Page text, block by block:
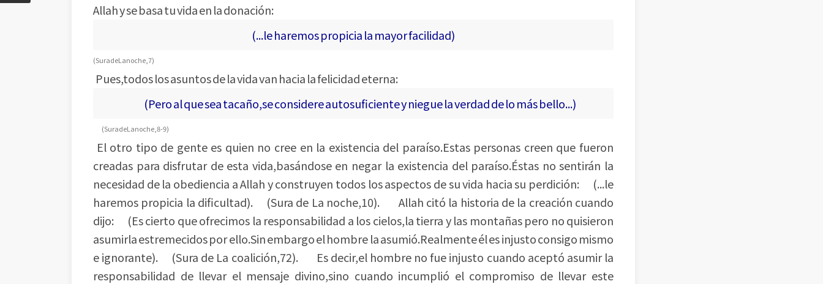
Allah y se basa tu vida en la donación:
(...le haremos propicia la mayor facilidad)
(Sura de La noche,7)
Pues,todos los asuntos de la vida van hacia la felicidad eterna:
(Pero al que sea tacaño,se considere autosuficiente y niegue la verdad de lo más bello...)
(Sura de La noche,8-9)
El otro tipo de gente es quien no cree en la existencia del paraíso.Estas personas creen que fueron
creadas para disfrutar de esta vida,basándose en negar la existencia del paraíso.Éstas no sentirán la
necesidad de la obediencia a Allah y construyen todos los aspectos de su vida hacia su perdición: (...le
haremos propicia la dificultad). (Sura de La noche,10). Allah citó la historia de la creación cuando
dijo: (Es cierto que ofrecimos la responsabilidad a los cielos,la tierra y las montañas pero no quisieron
asumirla estremecidos por ello.Sin embargo el hombre la asumió.Realmente él es injusto consigo mismo
e ignorante). (Sura de La coalición,72). Es decir,el hombre no fue injusto cuando aceptó asumir la
responsabilidad de llevar el mensaje divino,sino cuando incumplió el compromiso de llevar este